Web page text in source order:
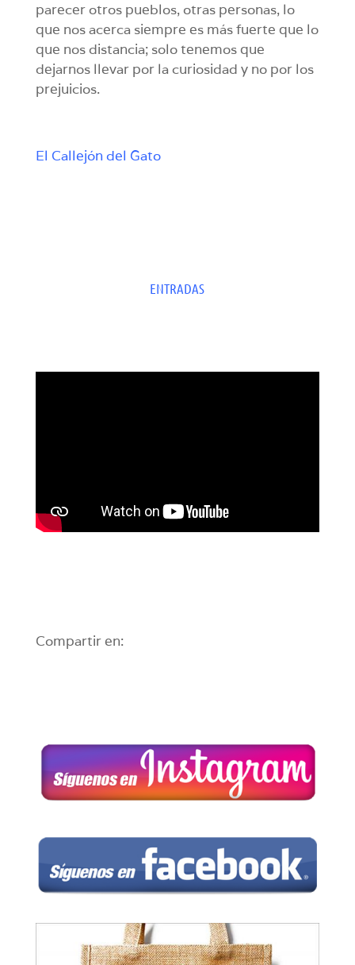
parecer otros pueblos, otras personas, lo
que nos acerca siempre es más fuerte que lo
que nos distancia; solo tenemos que
dejarnos llevar por la curiosidad y no por los
prejuicios.
El Callejón del Gato
ENTRADAS
Compartir en: